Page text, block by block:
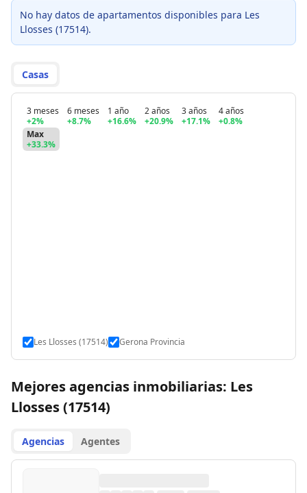
No hay datos de apartamentos disponibles para Les
Llosses (17514).
Casas
3 meses
+2%
6 meses
+8.7%
1 año
+16.6%
2 años
+20.9%
3 años
+17.1%
4 años
+0.8%
Max
+33.3%
Les Llosses (17514) Gerona Provincia
Mejores agencias inmobiliarias: Les
Llosses (17514)
Agencias Agentes